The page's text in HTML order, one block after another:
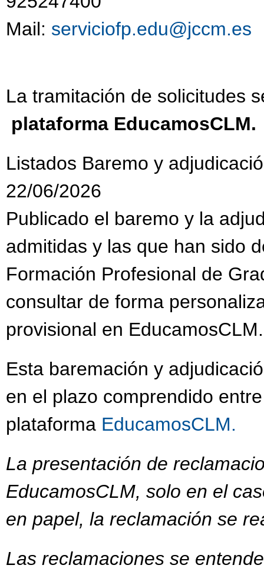
Mail: serviciofp.edu@jccm.es
La tramitación de solicitudes
plataforma EducamosCLM.
Listados Baremo y
22/06/2026
Publicado el baremo y la
admitidas y las que han sido
Formación Profesional de
consultar de forma
provisional en
Esta baremación y
en el plazo comprendido
plataforma EducamosCLM.
La presentación de
EducamosCLM, solo en el
en papel, la reclamación se
Las reclamaciones se